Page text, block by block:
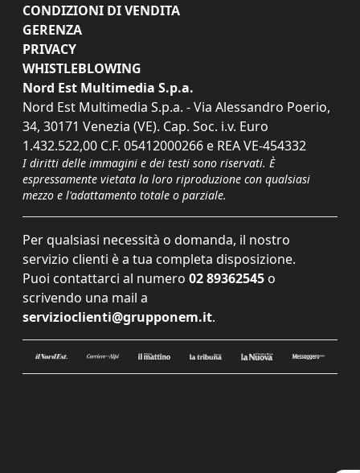
CONDIZIONI DI VENDITA
GERENZA
PRIVACY
WHISTLEBLOWING
Nord Est Multimedia S.p.a.
Nord Est Multimedia S.p.a. - Via Alessandro Poerio,
34, 30171 Venezia (VE). Cap. Soc. i.v. Euro
1.432.522,00 C.F. 05412000266 e REA VE-454332
I diritti delle immagini e dei testi sono riservati. È
espressamente vietata la loro riproduzione con qualsiasi
mezzo e l'adattamento totale o parziale.
Per qualsiasi necessità o domanda, il nostro
servizio clienti è a tua completa disposizione.
Puoi contattarci al numero 02 89362545 o
scrivendo una mail a
servizioclienti@grupponem.it.